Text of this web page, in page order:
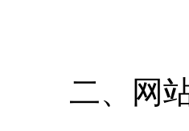
二、网站